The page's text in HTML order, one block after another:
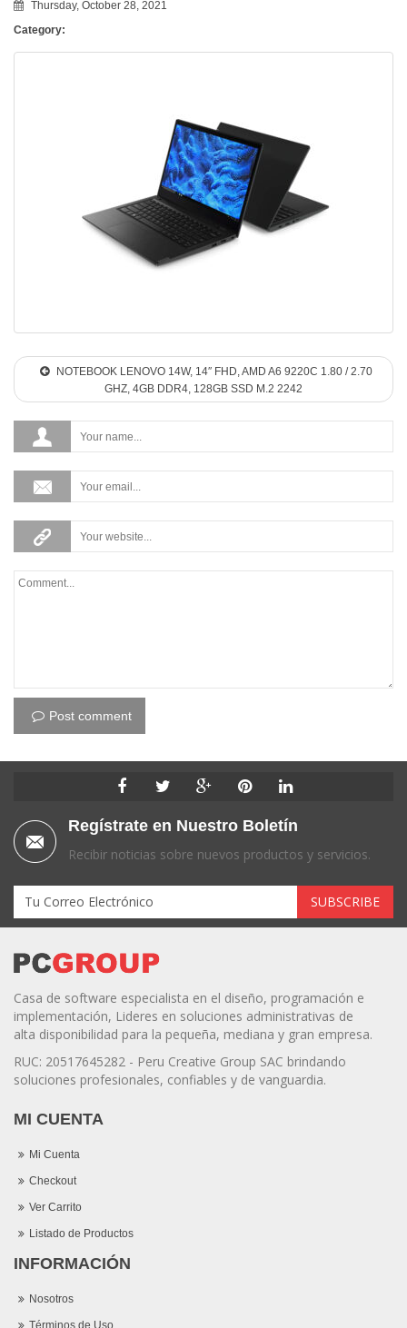
Thursday, October 28, 2021
Category:
NOTEBOOK LENOVO 14W, 14″ FHD, AMD A6 9220C 1.80 / 2.70
GHZ, 4GB DDR4, 128GB SSD M.2 2242
Post comment
Regístrate en Nuestro Boletín
Recibir noticias sobre nuevos productos y servicios.
Casa de software especialista en el diseño, programación e
implementación, Lideres en soluciones administrativas de
alta disponibilidad para la pequeña, mediana y gran empresa.
RUC: 20517645282 - Peru Creative Group SAC brindando
soluciones profesionales, confiables y de vanguardia.
MI CUENTA
Mi Cuenta
Checkout
Ver Carrito
Listado de Productos
INFORMACIÓN
Nosotros
Términos de Uso